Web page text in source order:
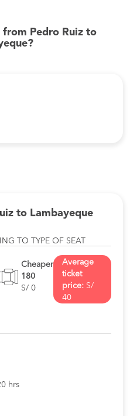
from Pedro Ruiz to
to Lambayeque
TO TYPE OF SEAT
Cheaper
180
S/ 0
Average
ticket
price: S/
40
hrs